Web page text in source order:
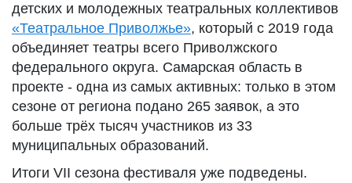
детских и молодежных театральных коллективов
«Театральное Приволжье», который с 2019 года
объединяет театры всего Приволжского
федерального округа. Самарская область в
проекте - одна из самых активных: только в этом
сезоне от региона подано 265 заявок, а это
больше трёх тысяч участников из 33
муниципальных образований.
Итоги VII сезона фестиваля уже подведены.